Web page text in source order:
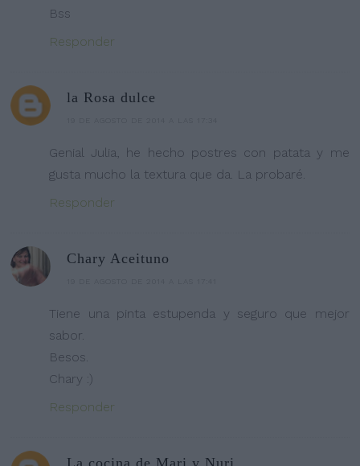
Bss
Responder
la Rosa dulce
Genial Julia, he hecho postres con patata y me
gusta mucho la textura que da. La probaré.
Responder
Chary Aceituno
Tiene una pinta estupenda y seguro que mejor
sabor.
Besos.
Chary :)
Responder
La cocina de Mari y Nuri